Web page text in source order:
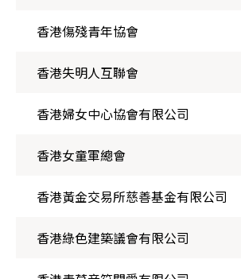
香港傷殘青年協會
香港失明人互聯會
香港婦女中心協會有限公司
香港女童軍總會
香港黃金交易所慈善基金有限公司
香港綠色建築議會有限公司